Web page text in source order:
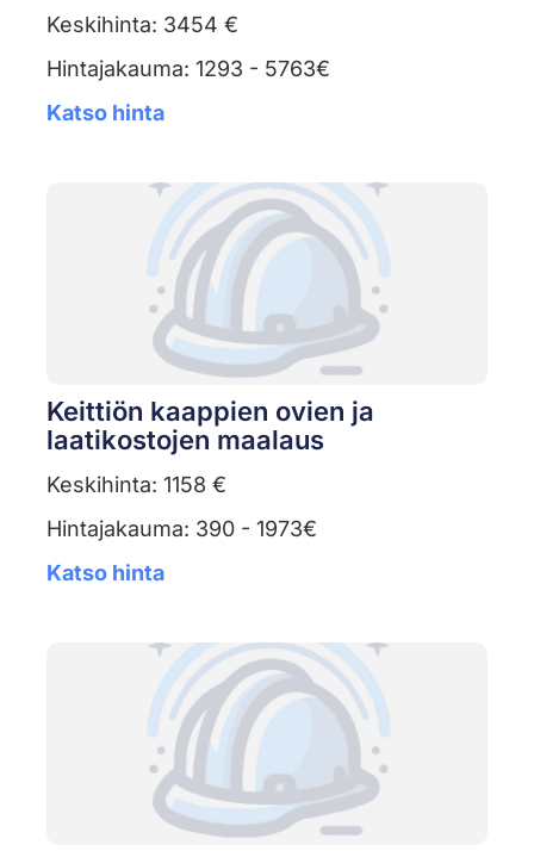
Keskihinta: 3454 €
Hintajakauma: 1293 - 5763€
Katso hinta
Keittiön kaappien ovien ja
laatikostojen maalaus
Keskihinta: 1158 €
Hintajakauma: 390 - 1973€
Katso hinta